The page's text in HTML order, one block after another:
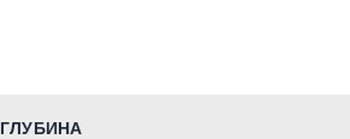
ГЛУБИНА